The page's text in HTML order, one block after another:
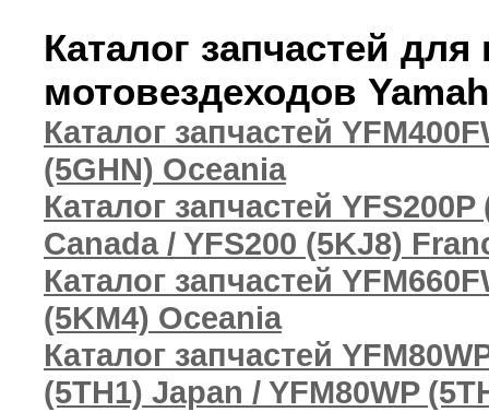
Каталог запчастей
мотовездеходов
Каталог запчастей
(5GHN) Oceania
Каталог запчастей
Canada / YFS200 (5KJ8)
Каталог запчастей
(5KM4) Oceania
Каталог запчастей
(5TH1) Japan / YFM80WP